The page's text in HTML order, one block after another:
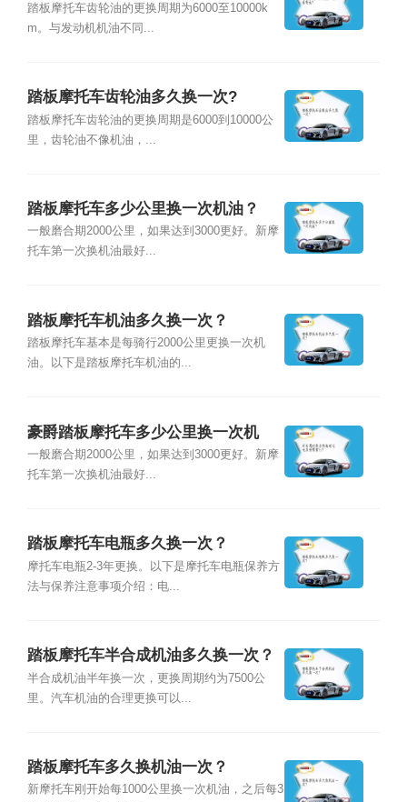
踏板摩托车齿轮油的更换周期为6000至10000k
m。与发动机机油不同...
踏板摩托车齿轮油多久换一次?
踏板摩托车齿轮油的更换周期是6000到10000公
里，齿轮油不像机油，...
踏板摩托车多少公里换一次机油？
一般磨合期2000公里，如果达到3000更好。新摩
托车第一次换机油最好...
踏板摩托车机油多久换一次？
踏板摩托车基本是每骑行2000公里更换一次机
油。以下是踏板摩托车机油的...
豪爵踏板摩托车多少公里换一次机
油？
一般磨合期2000公里，如果达到3000更好。新摩
托车第一次换机油最好...
踏板摩托车电瓶多久换一次？
摩托车电瓶2-3年更换。以下是摩托车电瓶保养方
法与保养注意事项介绍：电...
踏板摩托车半合成机油多久换一次？
半合成机油半年换一次，更换周期约为7500公
里。汽车机油的合理更换可以...
踏板摩托车多久换机油一次？
新摩托车刚开始每1000公里换一次机油，之后每3